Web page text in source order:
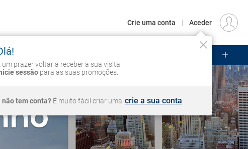
Crie uma conta | Aceder
um prazer voltar a receber a sua visita.
sessão para as suas promoções.
não tem conta? É muito fácil criar uma:crie a sua conta
CRUZEIROS